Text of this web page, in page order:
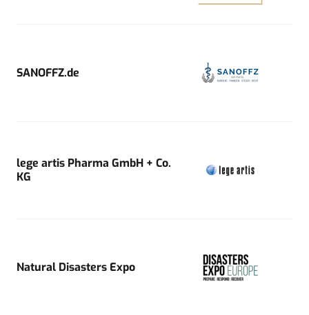
SANOFFZ.de
lege artis Pharma GmbH + Co.
KG
Natural Disasters Expo